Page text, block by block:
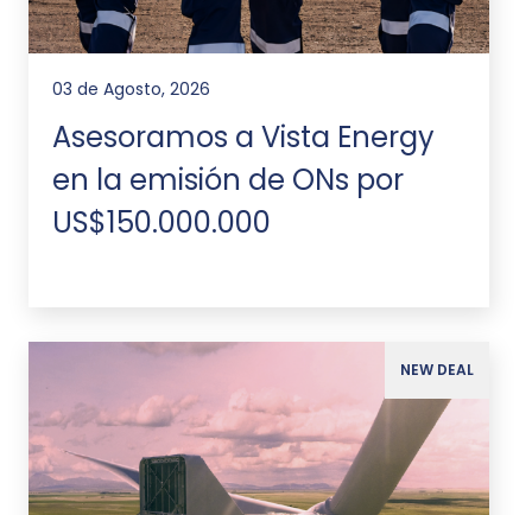
03 de Agosto, 2026
Asesoramos a Vista Energy
en la emisión de ONs por
US$150.000.000
NEW DEAL